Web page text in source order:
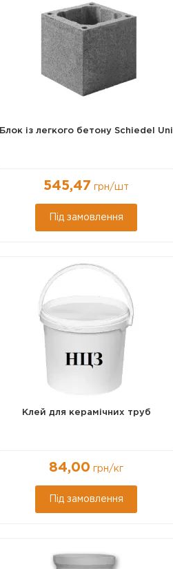
Блок із легкого бетону Schiedel Uni
545,47 грн/шт
Під замовлення
Клей для керамічних труб
84,00 грн/кг
Під замовлення